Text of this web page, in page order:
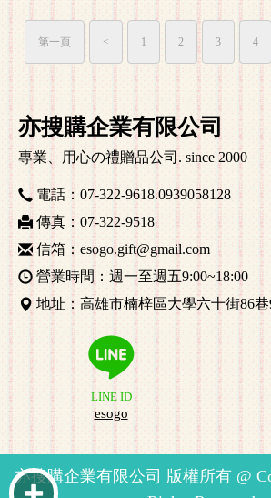
第一頁 < 1 2 3 4
亦搜購企業有限公司
專業、用心の禮贈品公司. since 2000
電話：07-322-9618.0939058128
傳真：07-322-9518
信箱：esogo.gift@gmail.com
營業時間：週一至週五9:00~18:00
地址：高雄市楠梓區大學六十街86
LINE ID
esogo
亦搜購企業有限公司 版權所有 @